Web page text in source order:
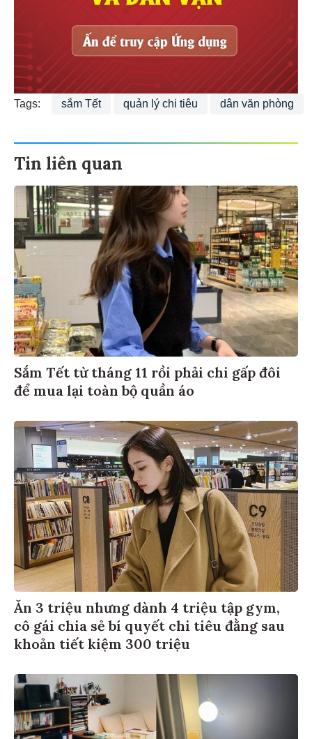
Tags: sắm Tết quản lý chi tiêu dân văn phòng
Tin liên quan
Sắm Tết từ tháng 11 rồi phải chi gấp đôi
để mua lại toàn bộ quần áo
Ăn 3 triệu nhưng dành 4 triệu tập gym,
cô gái chia sẻ bí quyết chi tiêu đằng sau
khoản tiết kiệm 300 triệu